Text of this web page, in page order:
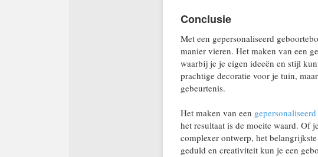
Conclusie
Met een gepersonaliseerd
manier vieren. Het maken van een
waarbij je je eigen ideeën en stijl
prachtige decoratie voor je tuin,
gebeurtenis.
Het maken van een
het resultaat is de moeite waard. Of
complexer ontwerp, het
geduld en creativiteit kun je een